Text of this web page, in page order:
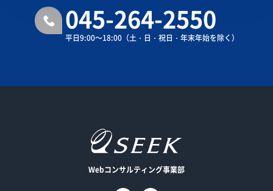
045-264-2550
平日9:00～18:00（土・日・祝日・年末年始を除く）
Webコンサルティング事業部